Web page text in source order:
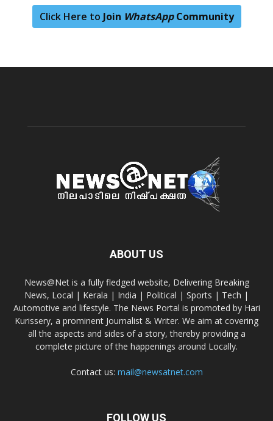
Click Here to Join WhatsAppCommunity
ABOUT US
News@Net is a fully fledged website, Delivering Breaking
News, Local | Kerala | India | Political | Sports | Tech |
Automotive and lifestyle. The News Portal is promoted by Hari
Kurissery, a prominent Journalist & Writer. We aim at covering
all the aspects and sides of a story, thereby providing a
complete picture of the happenings around Locally.
Contact us: mail@newsatnet.com
FOLLOW US